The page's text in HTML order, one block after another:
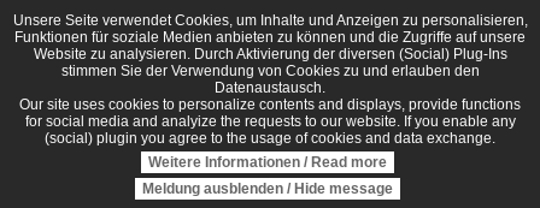
Direkt zum Inhalt
Unsere Seite verwendet Cookies, um Inhalte und Anzeigen zu personalisieren,
Funktionen für soziale Medien anbieten zu können und die Zugriffe auf unsere
Website zu analysieren. Durch Aktivierung der diversen (Social) Plug-Ins
stimmen Sie der Verwendung von Cookies zu und erlauben den
Datenaustausch.
Our site uses cookies to personalize contents and displays, provide functions
for social media and analyize the requests to our website. If you enable any
(social) plugin you agree to the usage of cookies and data exchange.
Weitere Informationen / Read more
Meldung ausblenden / Hide message